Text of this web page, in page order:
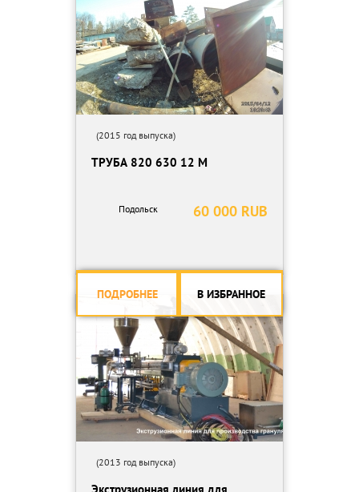
(2015 год выпуска)
ТРУБА 820 630 12 М
60 000 RUB
Подольск
ПОДРОБНЕЕ В ИЗБРАННОЕ
(2013 год выпуска)